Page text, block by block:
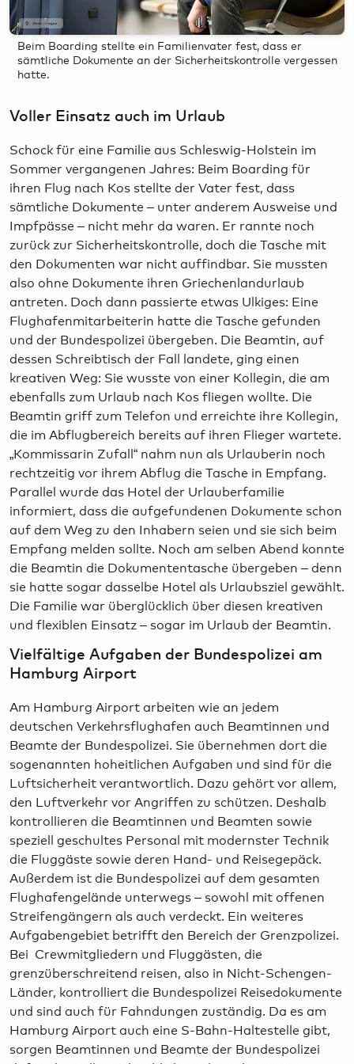
GettyImages
Beim Boarding stellte ein Familienvater fest, dass er
sämtliche Dokumente an der Sicherheitskontrolle vergessen
hatte.
Voller Einsatz auch im Urlaub
Schock für eine Familie aus Schleswig-Holstein im
Sommer vergangenen Jahres: Beim Boarding für
ihren Flug nach Kos stellte der Vater fest, dass
sämtliche Dokumente – unter anderem Ausweise und
Impfpässe – nicht mehr da waren. Er rannte noch
zurück zur Sicherheitskontrolle, doch die Tasche mit
den Dokumenten war nicht auffindbar. Sie mussten
also ohne Dokumente ihren Griechenlandurlaub
antreten. Doch dann passierte etwas Ulkiges: Eine
Flughafenmitarbeiterin hatte die Tasche gefunden
und der Bundespolizei übergeben. Die Beamtin, auf
dessen Schreibtisch der Fall landete, ging einen
kreativen Weg: Sie wusste von einer Kollegin, die am
ebenfalls zum Urlaub nach Kos fliegen wollte. Die
Beamtin griff zum Telefon und erreichte ihre Kollegin,
die im Abflugbereich bereits auf ihren Flieger wartete.
„Kommissarin Zufall“ nahm nun als Urlauberin noch
rechtzeitig vor ihrem Abflug die Tasche in Empfang.
Parallel wurde das Hotel der Urlauberfamilie
informiert, dass die aufgefundenen Dokumente schon
auf dem Weg zu den Inhabern seien und sie sich beim
Empfang melden sollte. Noch am selben Abend konnte
die Beamtin die Dokumententasche übergeben – denn
sie hatte sogar dasselbe Hotel als Urlaubsziel gewählt.
Die Familie war überglücklich über diesen kreativen
und flexiblen Einsatz – sogar im Urlaub der Beamtin.
Vielfältige Aufgaben der Bundespolizei am
Hamburg Airport
Am Hamburg Airport arbeiten wie an jedem
deutschen Verkehrsflughafen auch Beamtinnen und
Beamte der Bundespolizei. Sie übernehmen dort die
sogenannten hoheitlichen Aufgaben und sind für die
Luftsicherheit verantwortlich. Dazu gehört vor allem,
den Luftverkehr vor Angriffen zu schützen. Deshalb
kontrollieren die Beamtinnen und Beamten sowie
speziell geschultes Personal mit modernster Technik
die Fluggäste sowie deren Hand- und Reisegepäck.
Außerdem ist die Bundespolizei auf dem gesamten
Flughafengelände unterwegs – sowohl mit offenen
Streifengängern als auch verdeckt. Ein weiteres
Aufgabengebiet betrifft den Bereich der Grenzpolizei.
Bei Crewmitgliedern und Fluggästen, die
grenzüberschreitend reisen, also in Nicht-Schengen-
Länder, kontrolliert die Bundespolizei Reisedokumente
und sind auch für Fahndungen zuständig. Da es am
Hamburg Airport auch eine S-Bahn-Haltestelle gibt,
sorgen Beamtinnen und Beamte der Bundespolizei